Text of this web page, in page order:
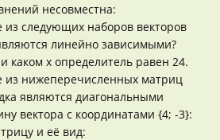
несовместна:
из следующих наборов векторов
линейно зависимыми?
каком х определитель равен 24.
из нижеперечисленных матриц
являются диагональными
вектора с координатами {4; -3}:
и её вид: